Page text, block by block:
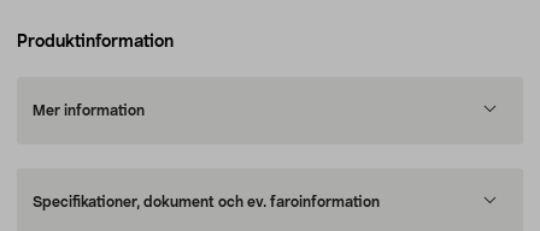
Produktinformation
Mer information
Specifikationer, dokument och ev. faroinformation